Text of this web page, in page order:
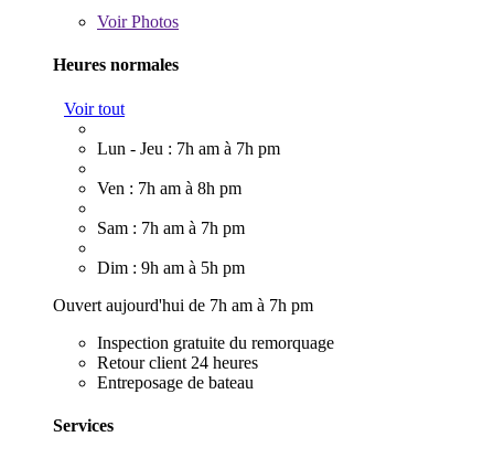
VoirPhotos
Heures normales
Voir tout
Lun - Jeu : 7h am à 7h pm
Ven : 7h am à 8h pm
Sam : 7h am à 7h pm
Dim : 9h am à 5h pm
Ouvert aujourd'hui de 7h am à 7h pm
Inspection gratuite du remorquage
Retour client 24 heures
Entreposage de bateau
Services